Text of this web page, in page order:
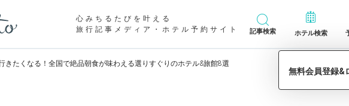
心みちるたびを叶える
旅行記事メディア・ホテル予約サイト
記事検索 ホテル検索
きたくなる！全国で絶品朝食が味わえる選りすぐりのホテル&旅館8選